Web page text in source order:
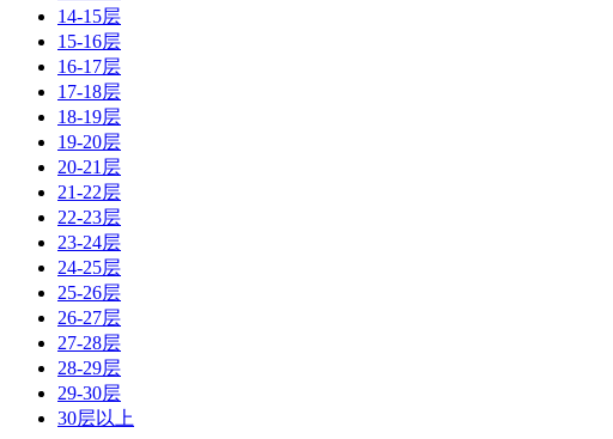
14-15层
15-16层
16-17层
17-18层
18-19层
19-20层
20-21层
21-22层
22-23层
23-24层
24-25层
25-26层
26-27层
27-28层
28-29层
29-30层
30层以上